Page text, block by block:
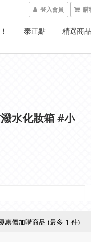
登入會員 購
泰正點 精選商品
水化妝箱 #小
惠價加購商品 (最多 1 件)